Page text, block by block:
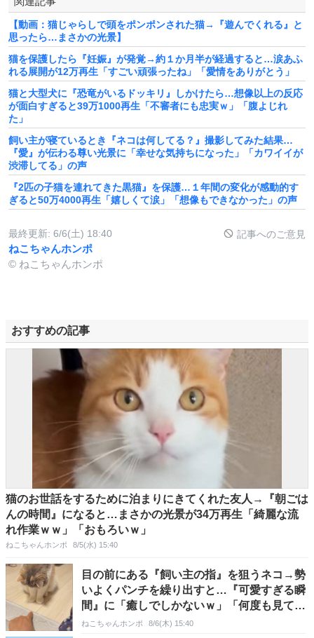
【動画：猫じゃらしで頭をポンポンされた猫→『遊んでくれる』と
思ったら…まさかの光景】
猫を保護したら『妊娠』が発覚→約１か月半が経過すると…涙あふ
れる展開が12万再生「すごい頑張ったね」「愛情をありがとう」
猫と大型犬に『恐竜がいるドッキリ』しかけたら…想像以上の反応
が面白すぎると39万1000再生「不審者にも忠実ｗ」「腹よじれ
た」
飼い主が寝ているとき『ネコは何してる？』撮影してみた結果…
『愛』が伝わる尊い光景に「幸せな気持ちになった」「カワイイが
渋滞してる」の声
『2匹の子猫を連れてきた黒猫』を保護…１年間の変化が感動的す
ぎると50万4000再生「嬉しくて涙」「想像もできなかった」の声
最終更新: 6/6(土) 18:40 記事へのご意見
ねこちゃんホンポ
© ねこちゃんホンポ
おすすめの記事
猫のお世話をするために泊まりにきてくれた友人→『朝ごは
んの時間』になると…まさかの光景が34万再生「綺麗な流
れ作業ｗｗ」「おもろいｗ」
ねこちゃんホンポ 8/5(水) 15:40
目の前にある『飼い主の指』を狙うネコ→勢
いよくパンチを繰り出すと…『可愛すぎる瞬
間』に「癒しでしかないｗ」「何度も見てし
まった」の声
ねこちゃんホンポ 8/6(木) 15:40